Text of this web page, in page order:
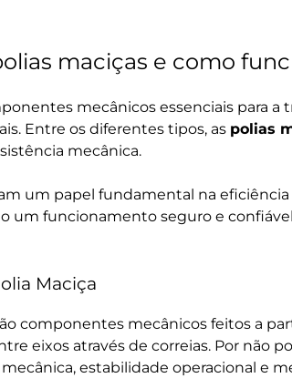
maciças e como
mecânicos essenciais para a
Entre os diferentes tipos, as polias
mecânica.
um papel fundamental na eficiência
um funcionamento seguro e
Maciça
componentes mecânicos feitos a
eixos através de correias. Por não
estabilidade operacional e